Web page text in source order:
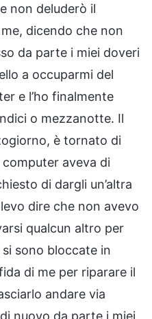
non deluderò il
dicendo che non
da parte i miei doveri
a occuparmi del
e l’ho finalmente
o mezzanotte. Il
è tornato di
aveva di
di dargli un’altra
dire che non avevo
qualcun altro per
sono bloccate in
di me per riparare il
andare via
nuovo da parte i miei